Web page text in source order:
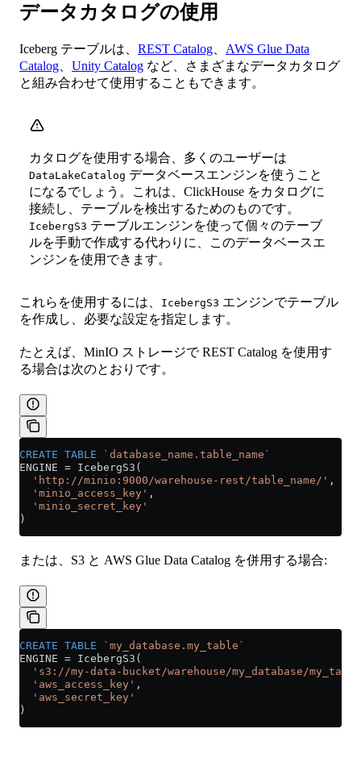
データカタログの使用
Iceberg テーブルは、 REST Catalog
AWS Glue Data
Catalog
Unity Catalog など、さまざまなデータカタログ
と組み合わせて使用することもできます。
カタログを使用する場合、多くのユーザーは
DataLakeCatalog データベースエンジンを使うこと
になるでしょう。これは、ClickHouse をカタログに
接続し、テーブルを検出するためのものです。
IcebergS3 テーブルエンジンを使って個々のテーブ
ルを手動で作成する代わりに、このデータベースエ
ンジンを使用できます。
これらを使用するには、 IcebergS3 エンジンでテーブル
を作成し、必要な設定を指定します。
たとえば、MinIO ストレージで REST Catalog を使用す
る場合は次のとおりです。
CREATE TABLE `database_name.table_name`
ENGINE = IcebergS3(
  'http://minio:9000/warehouse-rest/table_name/'
,
  'minio_access_key'
,
  'minio_secret_key'
)
または、S3 と AWS Glue Data Catalog を併用する場合:
CREATE TABLE `my_database.my_table`
ENGINE = IcebergS3(
's3://my-data-bucket/warehouse/my_database/
  'aws_access_key'
,
  'aws_secret_key'
)